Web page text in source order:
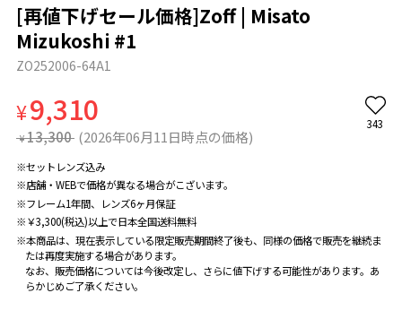
[再値下げセール価格]Zoff | Misato
Mizukoshi #1
ZO252006-64A1
¥9,310
¥ 13,300 (2026年06月11日時点の価格)
343
※セットレンズ込み
※店舗・WEBで価格が異なる場合がこざいます。
※フレーム1年間、レンズ6ヶ月保証
※￥3,300(税込)以上で日本全国送料無料
※本商品は、現在表示している限定販売期間終了後も、同様の価格で販売を継続ま
たは再度実施する場合があります。
なお、販売価格については今後改定し、さらに値下げする可能性があります。あ
らかじめご了承ください。